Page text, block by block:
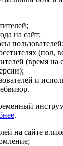
на сайт;
пользователей;
(пол,
(время на
и
.
на сайте